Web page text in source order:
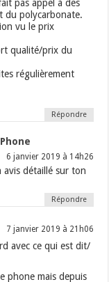
pas appel à des
du polycarbonate.
vu le prix
qualité/prix du
régulièrement
Répondre
6 janvier 2019 à 14h26
détaillé sur ton
Répondre
7 janvier 2019 à 21h06
avec ce qui est dit/
phone mais depuis